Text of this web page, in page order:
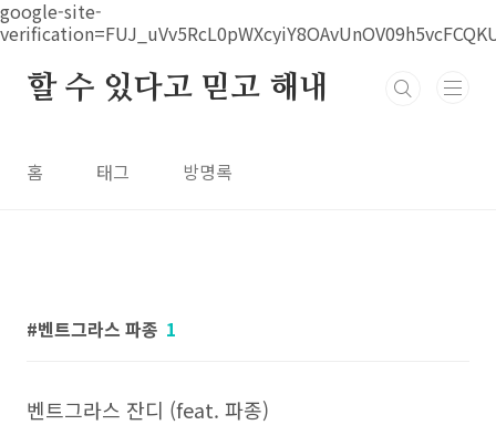
google-site-
본문 바로가기
할 수 있다고 믿고 해내
홈 태그 방명록
벤트그라스 파종 1
벤트그라스 잔디 (feat. 파종)